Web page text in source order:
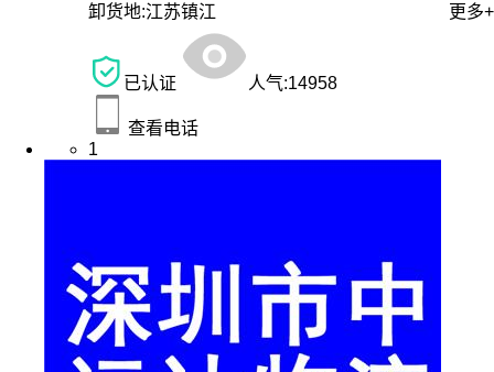
卸货地:江苏镇江 更多+
已认证 人气:14958
查看电话
1